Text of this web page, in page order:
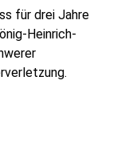
für drei Jahre
Heinrich-